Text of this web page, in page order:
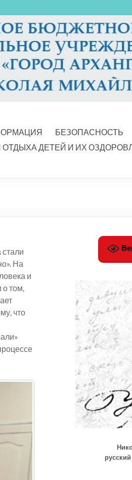
БЕЗОПАСНОСТЬ
ДЕТЕЙ И ИХ
На
и
том,
что